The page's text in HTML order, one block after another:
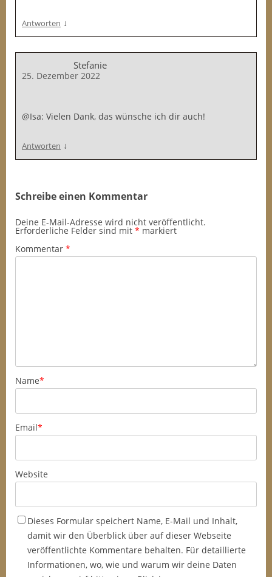
Antworten ↓
Stefanie
25. Dezember 2022
@Isa: Vielen Dank, das wünsche ich dir auch!
Antworten ↓
Schreibe einen Kommentar
Deine E-Mail-Adresse wird nicht veröffentlicht.
Erforderliche Felder sind mit * markiert
Kommentar *
Name*
Email*
Website
Dieses Formular speichert Name, E-Mail und Inhalt,
damit wir den Überblick über auf dieser Webseite
veröffentlichte Kommentare behalten. Für detaillierte
Informationen, wo, wie und warum wir deine Daten